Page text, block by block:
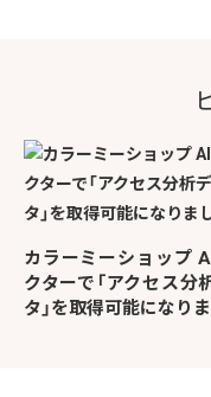
カラーミーショップ
クターで「アクセス分
タ」を取得可能になり